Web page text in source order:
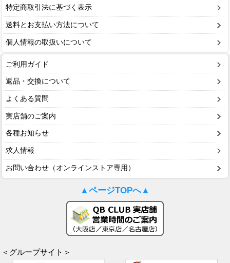
特定商取引法に基づく表示
送料とお支払い方法について
個人情報の取扱いについて
ご利用ガイド
返品・交換について
よくある質問
実店舗のご案内
各種お知らせ
求人情報
お問い合わせ（オンラインストア専用）
▲ページTOPへ▲
＜グループサイト＞